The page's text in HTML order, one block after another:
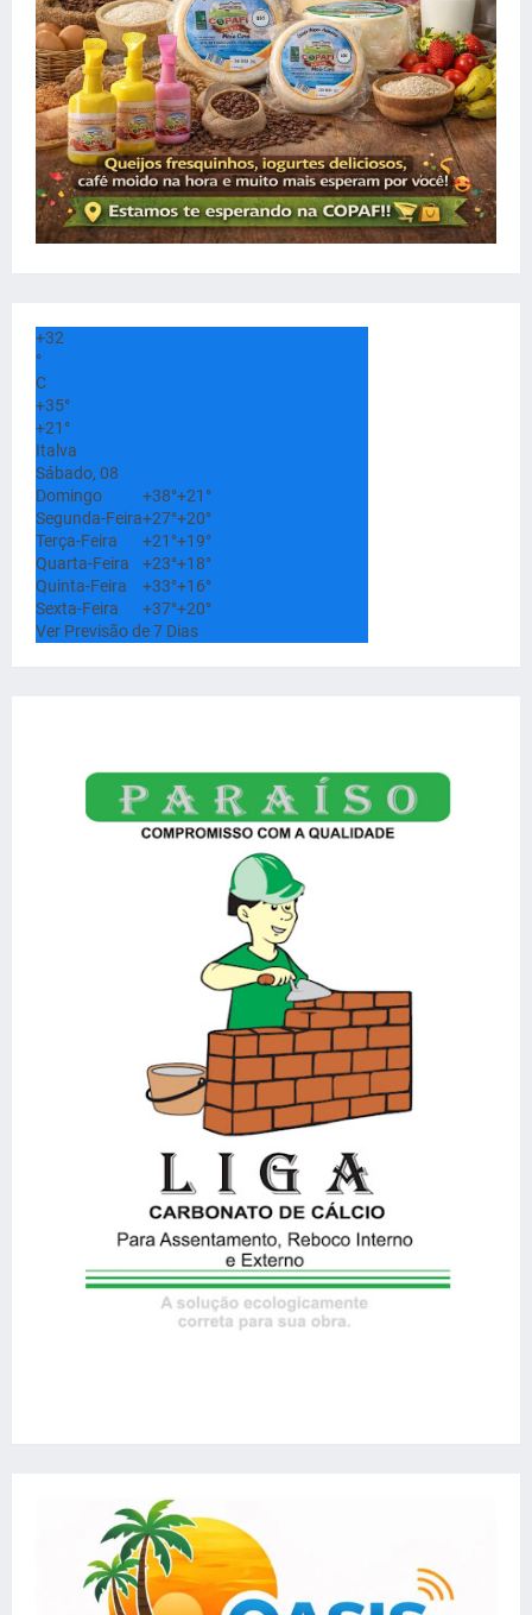
+32
°
C
+35°
+21°
Italva
Sábado, 08
Domingo
+38°+21°
Segunda-Feira+27°+20°
Terça-Feira
+21°+19°
Quarta-Feira
+23°+18°
Quinta-Feira
+33°+16°
Sexta-Feira
+37°+20°
Ver Previsão de 7 Dias